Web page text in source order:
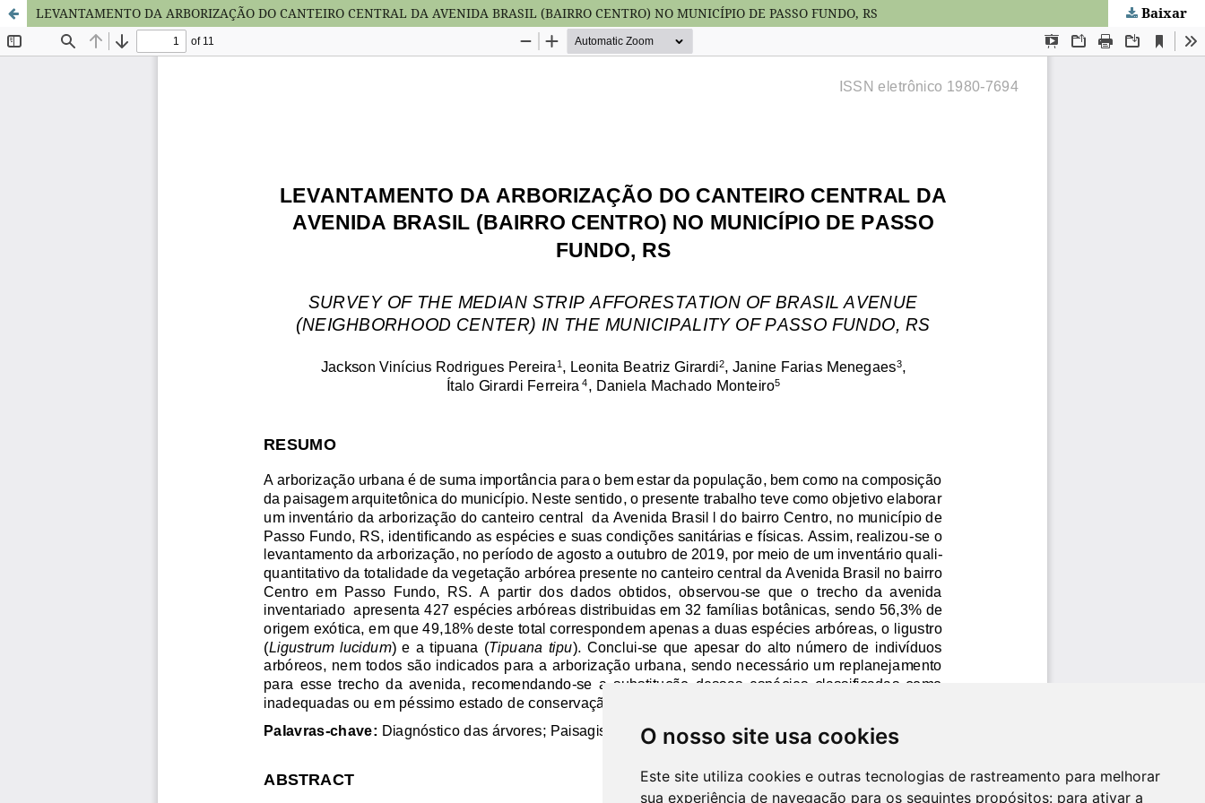
O nosso site usa cookies
Este site utiliza cookies e outras tecnologias de rastreamento para melhorar
sua experiência de navegação para os seguintes propósitos: para ativar a
LEVANTAMENTO DA ARBORIZAÇÃO DO CANTEIRO CENTRAL DA AVENIDA BRASIL (BAIRRO CENTRO) NO MUNICÍPIO DE PASSO FUNDO, RS Baixar